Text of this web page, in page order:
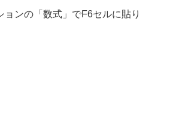
ンの「数式」でF6セルに貼り